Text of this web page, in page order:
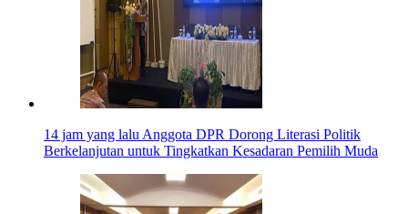
14 jam yang lalu Anggota DPR Dorong Literasi Politik
Berkelanjutan untuk Tingkatkan Kesadaran Pemilih Muda